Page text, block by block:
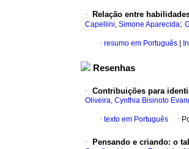
· Relação entre
Capellini, Simone Aparecida;
· resumo em Português
Resenhas
· Contribuições para
Oliveira, Cynthia Bisinoto
· texto em Português ·
· Pensando e criando: o